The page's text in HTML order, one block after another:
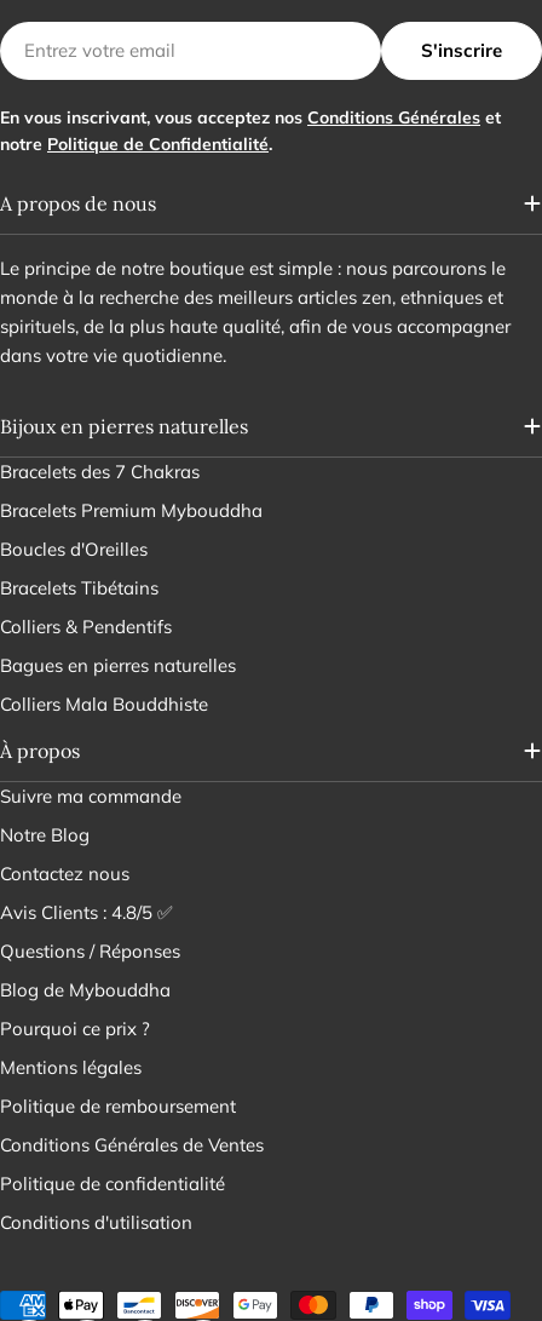
E-
mail
S'inscrire
En vous inscrivant, vous acceptez nos Conditions Générales et
notre Politique de Confidentialité.
A propos de nous
Le principe de notre boutique est simple : nous parcourons le
monde à la recherche des meilleurs articles zen, ethniques et
spirituels, de la plus haute qualité, afin de vous accompagner
dans votre vie quotidienne.
Bijoux en pierres naturelles
Bracelets des 7 Chakras
Bracelets Premium Mybouddha
Boucles d'Oreilles
Bracelets Tibétains
Colliers & Pendentifs
Bagues en pierres naturelles
Colliers Mala Bouddhiste
À propos
Suivre ma commande
Notre Blog
Contactez nous
Avis Clients : 4.8/5 ✅
Questions / Réponses
Blog de Mybouddha
Pourquoi ce prix ?
Mentions légales
Politique de remboursement
Conditions Générales de Ventes
Politique de confidentialité
Conditions d'utilisation
Modes